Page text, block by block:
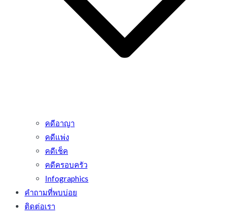
คดีอาญา
คดีแพ่ง
คดีเช็ค
คดีครอบครัว
Infographics
คำถามที่พบบ่อย
ติดต่อเรา